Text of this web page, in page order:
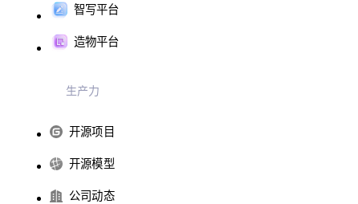
智写平台
造物平台
生产力
开源项目
开源模型
公司动态